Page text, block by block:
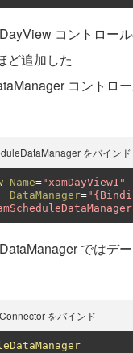
コントロー
ど追加した
コントロ
をバインド
Name="xamDayView1"
DataManager=
ではデ
をバインド